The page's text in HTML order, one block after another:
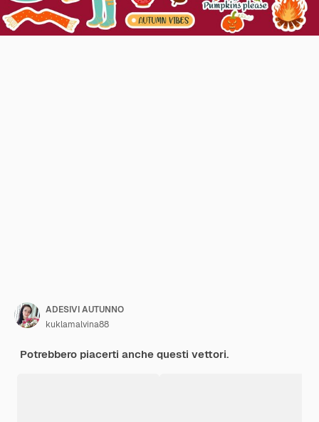
ADESIVI AUTUNNO
kuklamalvina88
Potrebbero piacerti anche questi vettori.